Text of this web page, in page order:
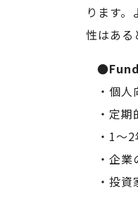
ります
性はある
・個
・定
・1〜
・企
・投